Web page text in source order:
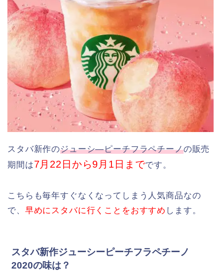
スタバ新作のジューシ―ピーチフラペチーノの販売
期間は7月22日から9月1日までです。
こちらも毎年すぐなくなってしまう人気商品なの
で、 早めにスタバに行くことをおすすめ します。
スタバ新作ジューシーピーチフラペチーノ
2020の味は？